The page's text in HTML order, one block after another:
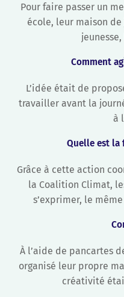
Pour faire passer un
école, leur maison
Comment
L’idée était de
travailler avant la
à
Quelle est la
Grâce à cette action
la Coalition Climat,
s’exprimer, le
À l’aide de pancartes
organisé leur propre
créativité